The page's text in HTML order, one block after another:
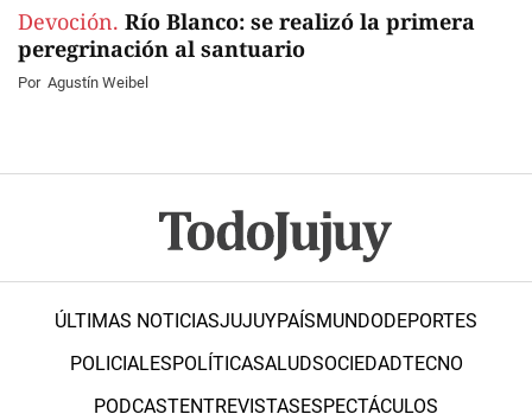
Devoción. Río Blanco: se realizó la primera
peregrinación al santuario
Por Agustín Weibel
ÚLTIMAS NOTICIASJUJUYPAÍSMUNDODEPORTES
POLICIALESPOLÍTICASALUDSOCIEDADTECNO
PODCASTENTREVISTASESPECTÁCULOS